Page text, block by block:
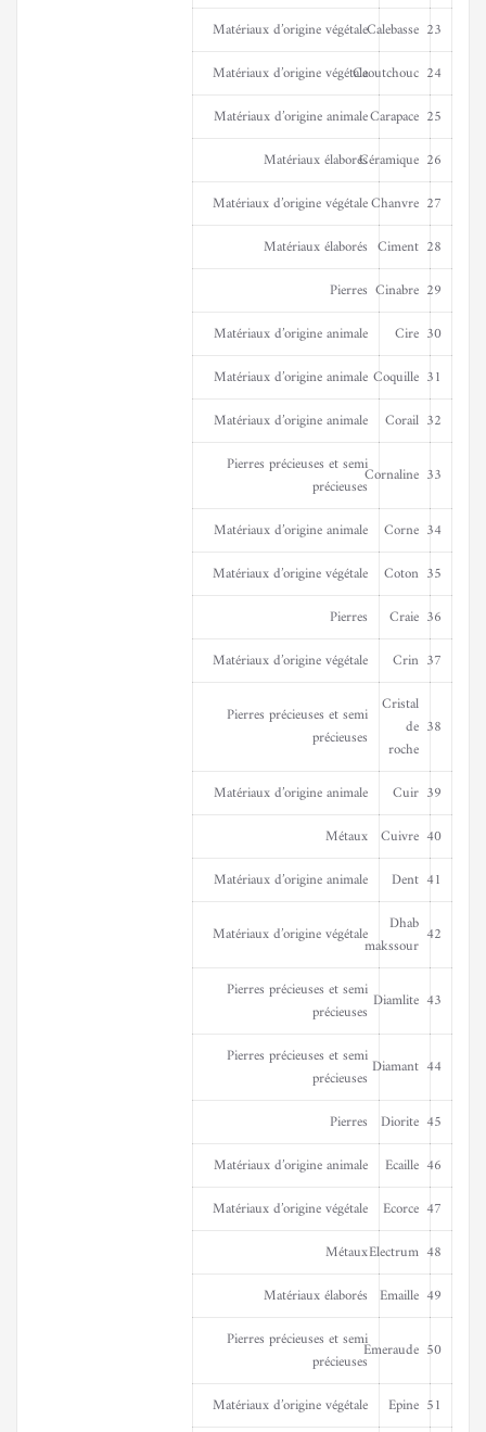
23
Calebasse
Matériaux d’origine végétale
24
Caoutchouc
Matériaux d’origine végétale
25
Carapace
Matériaux d’origine animale
26
Céramique
Matériaux élaborés
27
Chanvre
Matériaux d’origine végétale
28
Ciment
Matériaux élaborés
29
Cinabre
Pierres
30
Cire
Matériaux d’origine animale
31
Coquille
Matériaux d’origine animale
32
Corail
Matériaux d’origine animale
33
Cornaline
Pierres précieuses et semi
précieuses
34
Corne
Matériaux d’origine animale
35
Coton
Matériaux d’origine végétale
36
Craie
Pierres
37
Crin
Matériaux d’origine végétale
38
Cristal
de
roche
Pierres précieuses et semi
précieuses
39
Cuir
Matériaux d’origine animale
40
Cuivre
Métaux
41
Dent
Matériaux d’origine animale
42
Dhab
makssour
Matériaux d’origine végétale
43
Diamlite
Pierres précieuses et semi
précieuses
44
Diamant
Pierres précieuses et semi
précieuses
45
Diorite
Pierres
46
Ecaille
Matériaux d’origine animale
47
Ecorce
Matériaux d’origine végétale
48
Electrum
Métaux
49
Emaille
Matériaux élaborés
50
Emeraude
Pierres précieuses et semi
précieuses
51
Epine
Matériaux d’origine végétale